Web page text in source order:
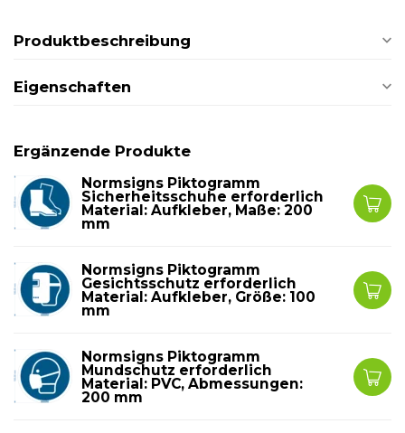
Produktbeschreibung
Eigenschaften
Ergänzende Produkte
Normsigns Piktogramm
Sicherheitsschuhe erforderlich
Material: Aufkleber, Maße: 200
mm
Normsigns Piktogramm
Gesichtsschutz erforderlich
Material: Aufkleber, Größe: 100
mm
Normsigns Piktogramm
Mundschutz erforderlich
Material: PVC, Abmessungen:
200 mm